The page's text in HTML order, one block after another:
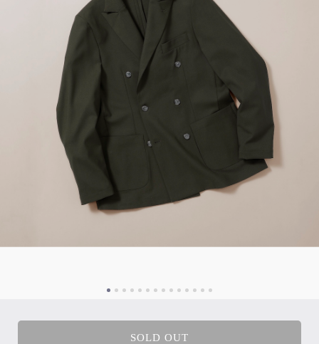
SOLD OUT